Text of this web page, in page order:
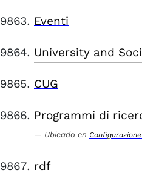
Eventi
University and
CUG
Programmi di
Ubicado en
rdf